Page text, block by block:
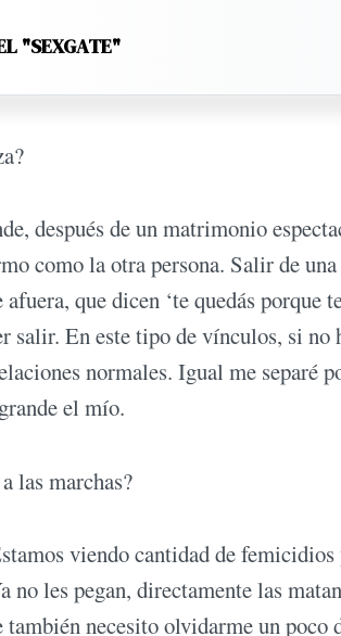
"SEXGATE"
después de un matrimonio
como la otra persona. Salir de
que dicen ‘te quedás porque
salir. En este tipo de vínculos, si no
normales. Igual me separé
el mío.
las marchas?
viendo cantidad de femicidios
les pegan, directamente las
necesito olvidarme un poco